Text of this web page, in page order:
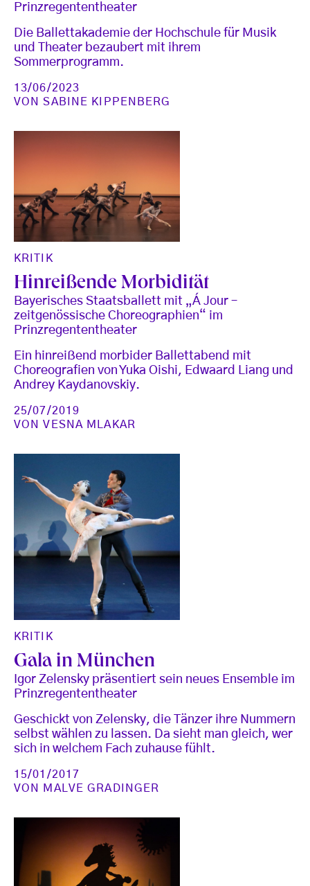
Prinzregententheater
Die Ballettakademie der Hochschule für Musik
und Theater bezaubert mit ihrem
Sommerprogramm.
13/06/2023
VONSABINE KIPPENBERG
KRITIK
Hinreißende Morbidität
Bayerisches Staatsballett mit „Á Jour –
zeitgenössische Choreographien“ im
Prinzregententheater
Ein hinreißend morbider Ballettabend mit
Choreografien von Yuka Oishi, Edwaard Liang und
Andrey Kaydanovskiy.
25/07/2019
VONVESNA MLAKAR
KRITIK
Gala in München
Igor Zelensky präsentiert sein neues Ensemble im
Prinzregententheater
Geschickt von Zelensky, die Tänzer ihre Nummern
selbst wählen zu lassen. Da sieht man gleich, wer
sich in welchem Fach zuhause fühlt.
15/01/2017
VON MALVE GRADINGER